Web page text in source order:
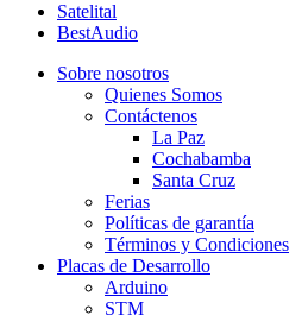
Satelital
BestAudio
Sobre nosotros
Quienes Somos
Contáctenos
La Paz
Cochabamba
Santa Cruz
Ferias
Políticas de garantía
Términos y Condiciones
Placas de Desarrollo
Arduino
STM